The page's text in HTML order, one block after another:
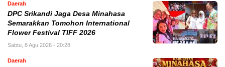
Daerah
DPC Srikandi Jaga Desa Minahasa
Semarakkan Tomohon International
Flower Festival TIFF 2026
Sabtu, 8 Agu 2026 - 20:28
Daerah